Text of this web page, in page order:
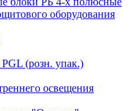
оборудования
(розн. упак.)
освещения